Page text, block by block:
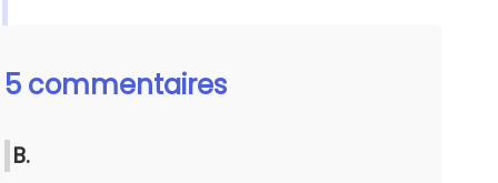
5 commentaires
B.